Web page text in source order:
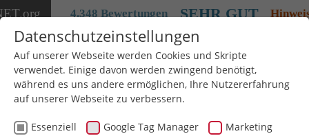
.org 4.348 Bewertungen SEHR GUT
Danach: Adresse
Datenschutzeinstellungen
Auf unserer Webseite werden Cookies und Skripte
verwendet. Einige davon werden zwingend benötigt,
während es uns andere ermöglichen, Ihre Nutzererfahrung
auf unserer Webseite zu verbessern.
Essenziell Google Tag Manager Marketing